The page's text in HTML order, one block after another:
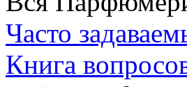
Часто
Книга